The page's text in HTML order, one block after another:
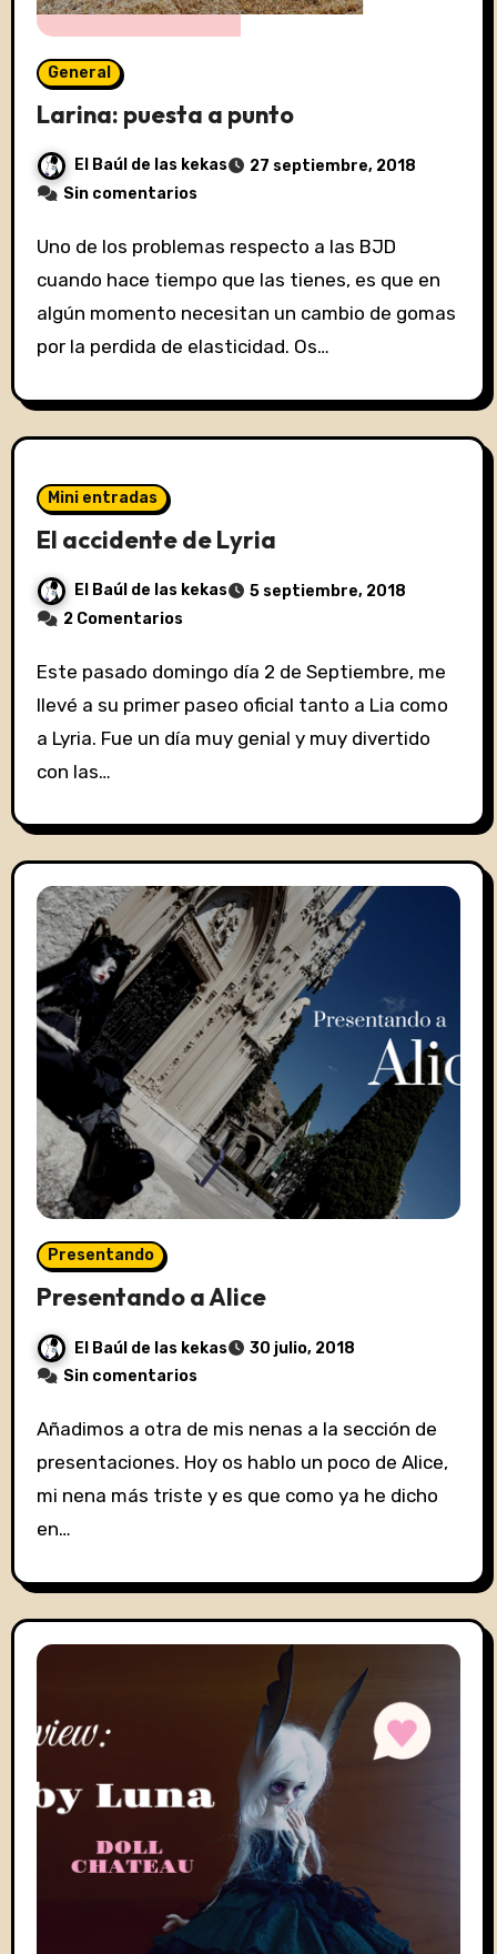
General
Larina: puesta a punto
El Baúl de las kekas
27 septiembre, 2018
Sin comentarios
Uno de los problemas respecto a las BJD
cuando hace tiempo que las tienes, es que en
algún momento necesitan un cambio de gomas
por la perdida de elasticidad. Os…
Mini entradas
El accidente de Lyria
El Baúl de las kekas
5 septiembre, 2018
2 Comentarios
Este pasado domingo día 2 de Septiembre, me
llevé a su primer paseo oficial tanto a Lia como
a Lyria. Fue un día muy genial y muy divertido
con las…
Presentando
Presentando a Alice
El Baúl de las kekas
30 julio, 2018
Sin comentarios
Añadimos a otra de mis nenas a la sección de
presentaciones. Hoy os hablo un poco de Alice,
mi nena más triste y es que como ya he dicho
en…